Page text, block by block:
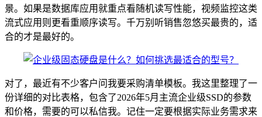
景。如果是数据库应用就重点看随机读写性能，视频监控这类
流式应用则更看重顺序读写。千万别听销售忽悠买最贵的，适
合的才是最好的。
对了，最近有不少客户问我要采购清单模板。我这里整理了一
份详细的对比表格，包含了2026年5月主流企业级SSD的参数
和价格，需要的可以私信我。记住一定要根据实际业务需求来